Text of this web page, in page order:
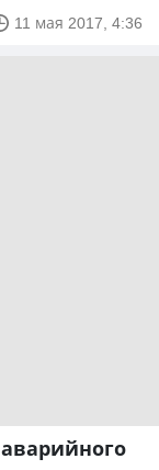
11 мая 2017, 4:36